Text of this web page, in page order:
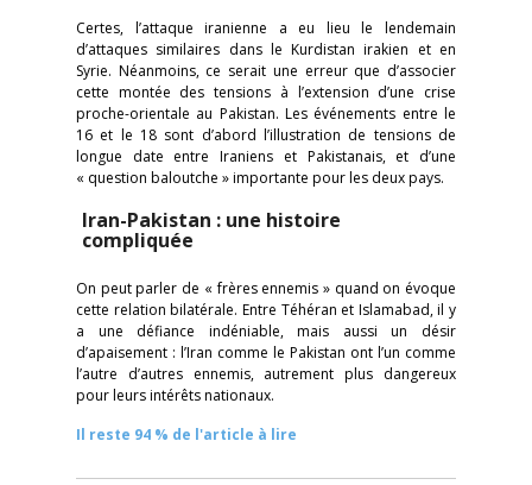
Certes, l’attaque iranienne a eu lieu le lendemain
d’attaques similaires dans le Kurdistan irakien et en
Syrie. Néanmoins, ce serait une erreur que d’associer
cette montée des tensions à l’extension d’une crise
proche-orientale au Pakistan. Les événements entre le
16 et le 18 sont d’abord l’illustration de tensions de
longue date entre Iraniens et Pakistanais, et d’une
« question baloutche » importante pour les deux pays.
Iran-Pakistan : une histoire
compliquée
On peut parler de « frères ennemis » quand on évoque
cette relation bilatérale. Entre Téhéran et Islamabad, il y
a une défiance indéniable, mais aussi un désir
d’apaisement : l’Iran comme le Pakistan ont l’un comme
l’autre d’autres ennemis, autrement plus dangereux
pour leurs intérêts nationaux.
Il reste 94 % de l'article à lire